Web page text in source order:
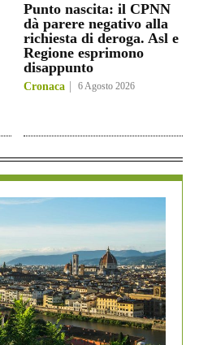
Punto nascita: il CPNN
dà parere negativo alla
richiesta di deroga. Asl e
Regione esprimono
disappunto
Cronaca 6 Agosto 2026